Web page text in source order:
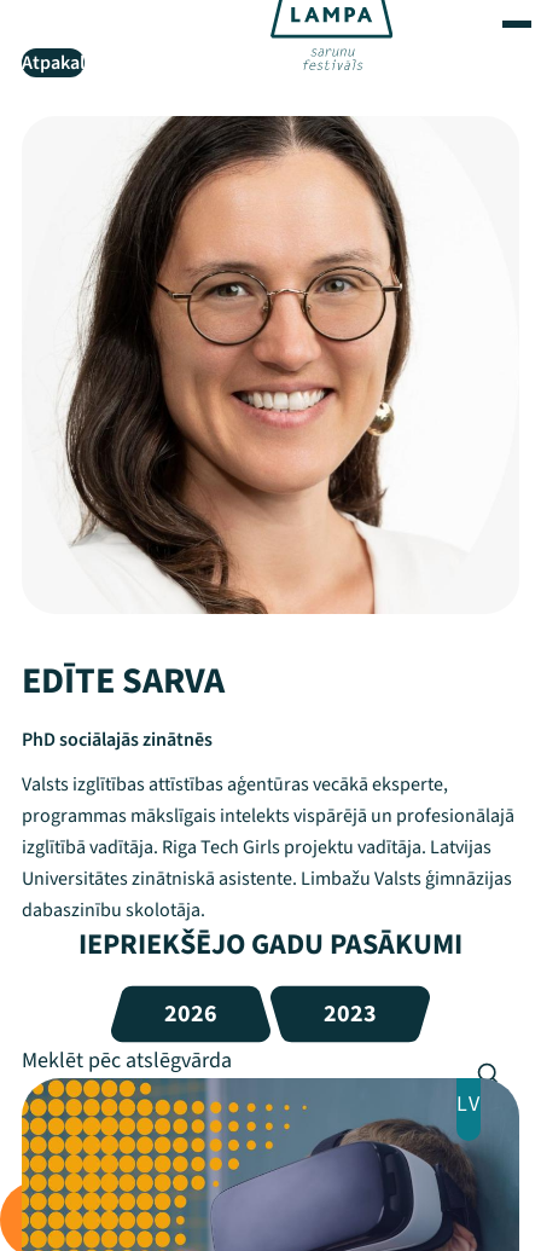
Atpakaļ
EDĪTE SARVA
PhD sociālajās zinātnēs
Valsts izglītības attīstības aģentūras vecākā eksperte,
programmas mākslīgais intelekts vispārējā un profesionālajā
izglītībā vadītāja. Riga Tech Girls projektu vadītāja. Latvijas
Universitātes zinātniskā asistente. Limbažu Valsts ģimnāzijas
dabaszinību skolotāja.
IEPRIEKŠĒJO GADU PASĀKUMI
2026 2023
LV